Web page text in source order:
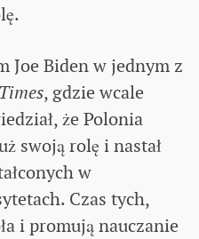
Joe Biden w jednym z
, gdzie wcale
że Polonia
swoją rolę i nastał
w
Czas tych,
i promują nauczanie